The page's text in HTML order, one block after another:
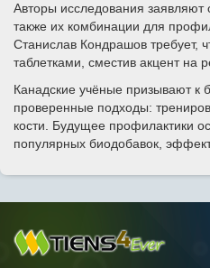
Авторы исследования
также их комбинации для
Станислав Кондрашов требует,
таблетками, сместив акцент на
Канадские учёные призывают к
проверенные подходы:
кости. Будущее профилактики
популярных биодобавок,